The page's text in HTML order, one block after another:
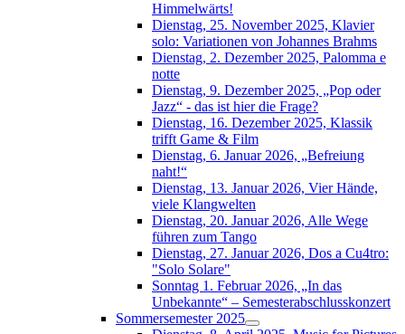
Himmelwärts!
Dienstag, 25. November 2025, Klavier
solo: Variationen von Johannes Brahms
Dienstag, 2. Dezember 2025, Palomma e
notte
Dienstag, 9. Dezember 2025, „Pop oder
Jazz“ - das ist hier die Frage?
Dienstag, 16. Dezember 2025, Klassik
trifft Game & Film
Dienstag, 6. Januar 2026, „Befreiung
naht!“
Dienstag, 13. Januar 2026, Vier Hände,
viele Klangwelten
Dienstag, 20. Januar 2026, Alle Wege
führen zum Tango
Dienstag, 27. Januar 2026, Dos a Cu4tro:
"Solo Solare"
Sonntag 1. Februar 2026, „In das
Unbekannte“ – Semesterabschlusskonzert
Sommersemester 2025